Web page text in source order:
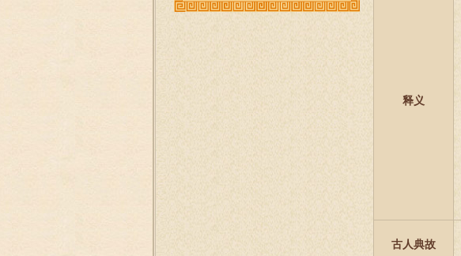
释义
古人典故